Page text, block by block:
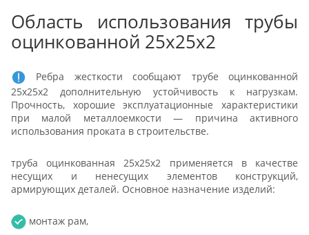
Область использования трубы
оцинкованной 25x25x2
Ребра жесткости сообщают трубе оцинкованной
25x25x2 дополнительную устойчивость к нагрузкам.
Прочность, хорошие эксплуатационные характеристики
при малой металлоемкости — причина активного
использования проката в строительстве.
труба оцинкованная 25x25x2 применяется в качестве
несущих и ненесущих элементов конструкций,
армирующих деталей. Основное назначение изделий:
монтаж рам,